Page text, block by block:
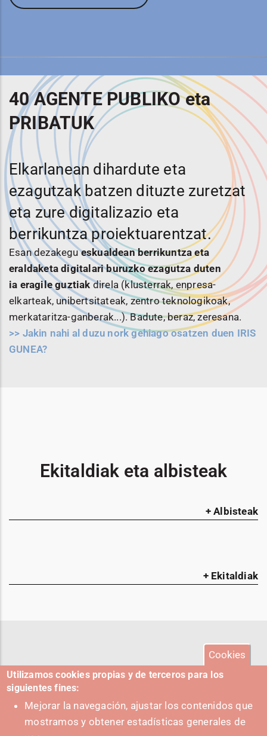
40 AGENTE PUBLIKO eta
PRIBATUK
Elkarlanean dihardute eta
ezagutzak batzen dituzte zuretzat
eta zure digitalizazio eta
berrikuntza proiektuarentzat.
Esan dezakegueskualdean berrikuntza eta
eraldaketa digitalari buruzko ezagutza duten
ia eragile guztiakdirela (klusterrak, enpresa-
elkarteak, unibertsitateak, zentro teknologikoak,
merkataritza-ganberak...). Badute, beraz, zeresana.
>> Jakin nahi al duzu nork gehiago osatzen duen IRIS
GUNEA?
Ekitaldiak eta albisteak
+ Albisteak
+ Ekitaldiak
Cookies
Utilizamos cookies propias y de terceros para los
siguientes fines:
Mejorar la navegación, ajustar los contenidos que
mostramos y obtener estadísticas generales de